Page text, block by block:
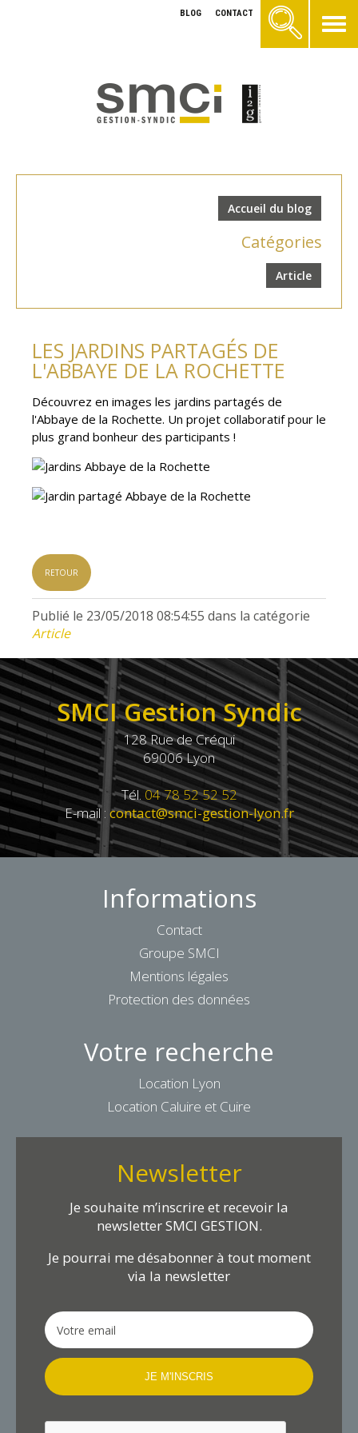
BLOG CONTACT
Accueil du blog
Catégories
Article
LES JARDINS PARTAGÉS DE
L'ABBAYE DE LA ROCHETTE
Découvrez en images les jardins partagés de
l'Abbaye de la Rochette. Un projet collaboratif pour le
plus grand bonheur des participants !
RETOUR
Publié le 23/05/2018 08:54:55 dans la catégorie
Article
SMCI Gestion Syndic
128 Rue de Créqui
69006 Lyon
Tél.04 78 52 52 52
E-mail : contact@smci-gestion-lyon.fr
Informations
Contact
Groupe SMCI
Mentions légales
Protection des données
Votre recherche
Location Lyon
Location Caluire et Cuire
Newsletter
Je souhaite m’inscrire et recevoir la
newsletter SMCI GESTION.
Je pourrai me désabonner à tout moment
via la newsletter